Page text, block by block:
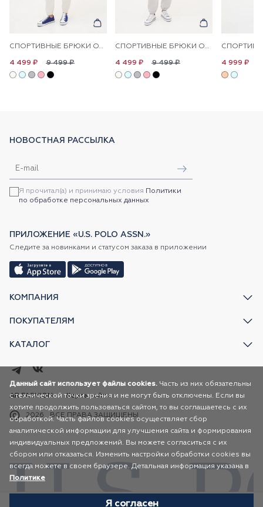
СПОРТИВНЫЕ БРЮКИ ОДНОТОННЫЕ
9 499 ₽
4 499 ₽
СПОРТИВНЫЕ БРЮКИ ОДНОТОННЫЕ
9 499 ₽
4 499 ₽ 4 999 ₽
КОМПАНИЯ
ПОКУПАТЕЛЯМ
КАТАЛОГ
НОВОСТНАЯ РАССЫЛКА
Я прочитал(а) и принимаю условия Политики
по обработке персональных данных
ПРИЛОЖЕНИЕ «U.S. POLO ASSN.»
Следите за новинками и статусом заказа в приложении
2026 ВСЕ ПРАВА ЗАЩИЩЕНЫ
AR FASHION Карта сайта
Данный сайт использует файлы cookies. Часть из них обязательны
с технической точки зрения и не могут быть отключены. Если вы
хотите продолжить пользоваться сайтом, то вы соглашаетесь с их
обработкой. Часть файлов cookies осуществляет сбор
аналитической информации для улучшения сайта и формирования
индивидуальных предложений. Вы можете согласиться с их
сбором или отказаться. Изменить настройки обработки cookies вы
всегда можете в своем браузере. Детальная информация указана в
Политике
Я согласен